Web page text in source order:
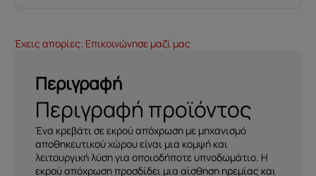
Έχεις απορίες; Επικοινώνησε μαζί μας
Περιγραφή
Περιγραφή προϊόντος
Ένα κρεβάτι σε εκρού απόχρωση με μηχανισμό
αποθηκευτικού χώρου είναι μια κομψή και
λειτουργική λύση για οποιοδήποτε υπνοδωμάτιο. Η
εκρού απόχρωση προσδίδει μια αίσθηση ηρεμίας και